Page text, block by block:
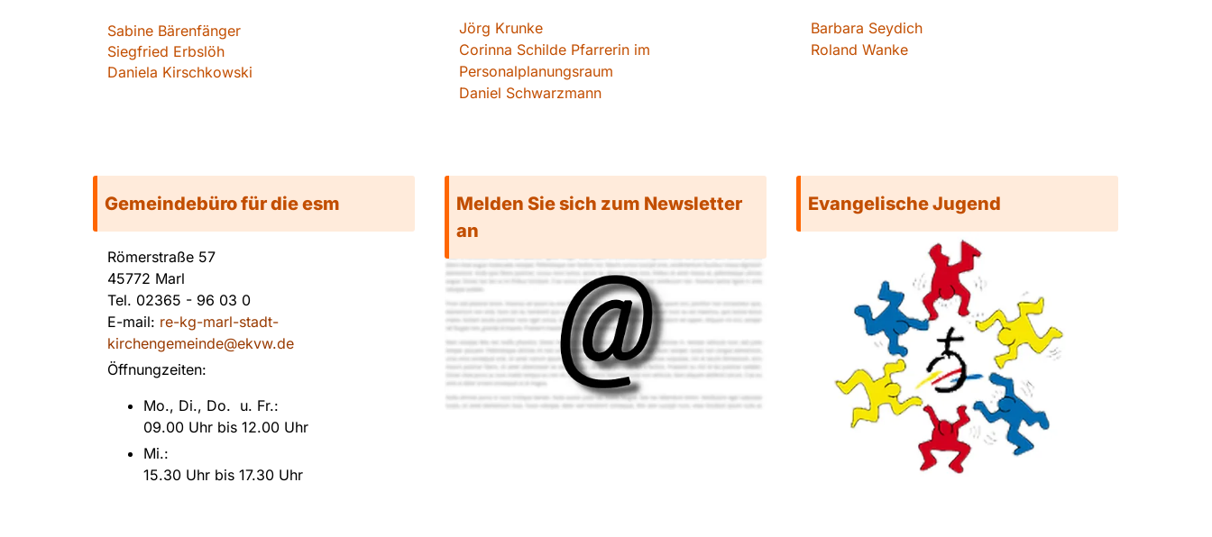
Sabine Bärenfänger
Siegfried Erbslöh
Daniela Kirschkowski
Jörg Krunke
Corinna Schilde Pfarrerin im
Personalplanungsraum
Daniel Schwarzmann
Barbara Seydich
Roland Wanke
Gemeindebüro für die esm
Römerstraße 57
45772 Marl
Tel. 02365 - 96 03 0
E-mail: re-kg-marl-stadt-
kirchengemeinde@ekvw.de
Öffnungzeiten:
Mo., Di., Do. u. Fr.:
09.00 Uhr bis 12.00 Uhr
Mi.:
15.30 Uhr bis 17.30 Uhr
Melden Sie sich zum Newsletter
an
Evangelische Jugend